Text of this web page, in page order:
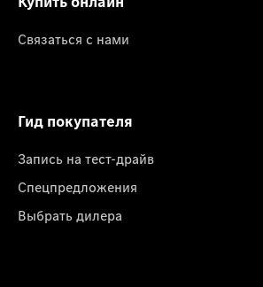
Связаться с нами
Гид покупателя
Запись на тест-драйв
Спецпредложения
Выбрать дилера